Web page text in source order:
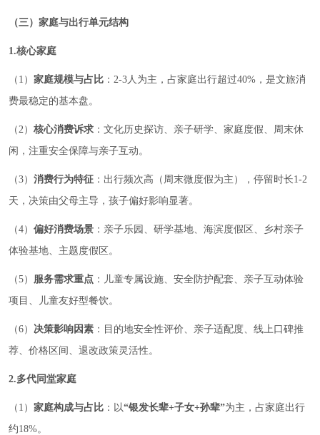
（三）家庭与出行单元结构
1.核心家庭
（1） 家庭规模与占比 ：2-3人为主，占家庭出行超过40%，是文旅消
费最稳定的基本盘。
（2） 核心消费诉求 ：文化历史探访、亲子研学、家庭度假、周末休
闲，注重安全保障与亲子互动。
（3） 消费行为特征 ：出行频次高（周末微度假为主），停留时长1-2
天，决策由父母主导，孩子偏好影响显著。
（4） 偏好消费场景 ：亲子乐园、研学基地、海滨度假区、乡村亲子
体验基地、主题度假区。
（5） 服务需求重点 ：儿童专属设施、安全防护配套、亲子互动体验
项目、儿童友好型餐饮。
（6） 决策影响因素 ：目的地安全性评价、亲子适配度、线上口碑推
荐、价格区间、退改政策灵活性。
2.多代同堂家庭
（1） 家庭构成与占比 ：以“银发长辈+子女+孙辈”为主，占家庭出行
约18%。